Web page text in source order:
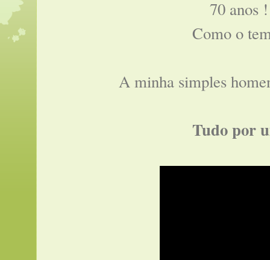
70 anos
Como o
A minha simples
Tudo por